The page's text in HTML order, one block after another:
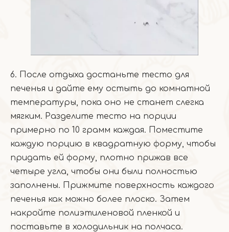
6. После отдыха достаньте тесто для
печенья и дайте ему остыть до комнатной
температуры, пока оно не станет слегка
мягким. Разделите тесто на порции
примерно по 10 грамм каждая. Поместите
каждую порцию в квадратную форму, чтобы
придать ей форму, плотно прижав все
четыре угла, чтобы они были полностью
заполнены. Прижмите поверхность каждого
печенья как можно более плоско. Затем
накройте полиэтиленовой пленкой и
поставьте в холодильник на полчаса.